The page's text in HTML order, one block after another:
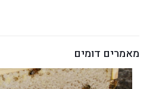
מאמרים דומים